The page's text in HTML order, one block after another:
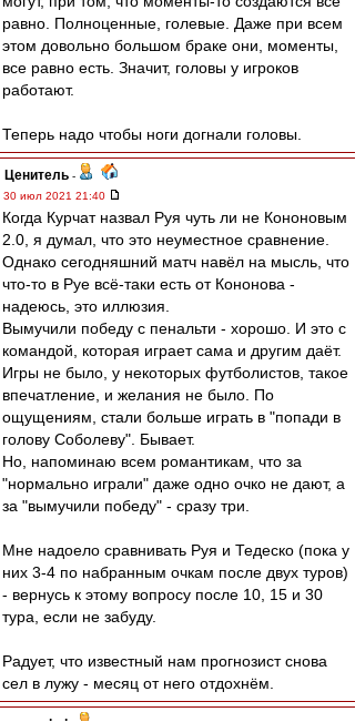
равно. Полноценные, голевые. Даже при всем
этом довольно большом браке они, моменты,
все равно есть. Значит, головы у игроков
работают.
Теперь надо чтобы ноги догнали головы.
Ценитель -
30 июл 2021 21:40
Когда Курчат назвал Руя чуть ли не Кононовым
2.0, я думал, что это неуместное сравнение.
Однако сегодняшний матч навёл на мысль, что
что-то в Руе всё-таки есть от Кононова -
надеюсь, это иллюзия.
Вымучили победу с пенальти - хорошо. И это с
командой, которая играет сама и другим даёт.
Игры не было, у некоторых футболистов, такое
впечатление, и желания не было. По
ощущениям, стали больше играть в "попади в
голову Соболеву". Бывает.
Но, напоминаю всем романтикам, что за
"нормально играли" даже одно очко не дают, а
за "вымучили победу" - сразу три.
Мне надоело сравнивать Руя и Тедеско (пока у
них 3-4 по набранным очкам после двух туров)
- вернусь к этому вопросу после 10, 15 и 30
тура, если не забуду.
Радует, что известный нам прогнозист снова
сел в лужу - месяц от него отдохнём.